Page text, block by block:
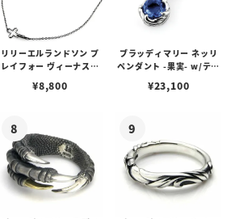
リリーエルランドソン プ
レイフォー ヴィーナスチ
¥8,800
ブラッディマリー ネッリ
ペンダント -果実- w/ティ
¥23,100